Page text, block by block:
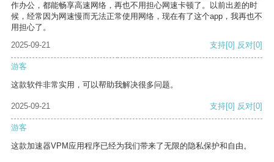
作办公，都能畅享高速网络，再也不用担心网速卡顿了。以前出差的时
候，经常因为网速慢而无法正常使用网络，现在有了这个app，我再也不
用担心了。
2025-09-21
支持[0] 反对[0]
游客
这款软件非常实用，可以帮助我解决很多问题。
2025-09-21 支持[0] 反对[0]
游客
这款加速器VPM应用程序已经为我们带来了无限的隐私保护和自由。